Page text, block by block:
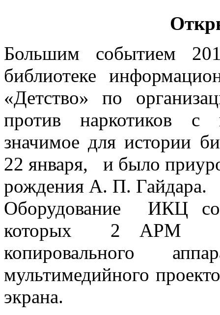
Большим событием
библиотеке
«Детство» по
против наркотиков с
значимое для истории
22 января, и было
рождения А. П. Гайдара.
Оборудование ИКЦ
которых 2 АРМ
копировального
мультимедийного
экрана.